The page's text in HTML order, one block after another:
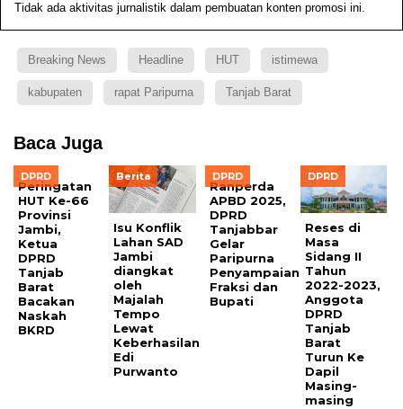
Tidak ada aktivitas jurnalistik dalam pembuatan konten promosi ini.
Breaking News Headline HUT istimewa
kabupaten rapat Paripurna Tanjab Barat
Baca Juga
DPRD
Peringatan
HUT Ke-66
Provinsi
Jambi,
Ketua
DPRD
Tanjab
Barat
Bacakan
Naskah
BKRD
Berita
Isu Konflik
Lahan SAD
Jambi
diangkat
oleh
Majalah
Tempo
Lewat
Keberhasilan
Edi
Purwanto
DPRD
Ranperda
APBD 2025,
DPRD
Tanjabbar
Gelar
Paripurna
Penyampaian
Fraksi dan
Bupati
DPRD
Reses di
Masa
Sidang II
Tahun
2022-2023,
Anggota
DPRD
Tanjab
Barat
Turun Ke
Dapil
Masing-
masing